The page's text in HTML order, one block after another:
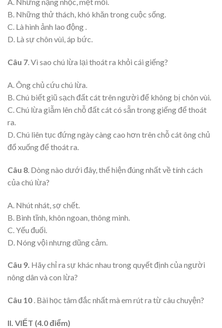
A. Những nặng nhọc, mệt mỏi.
B. Những thử thách, khó khăn trong cuộc sống.
C. Là hình ảnh lao động .
D. Là sự chôn vùi, áp bức.
Câu 7. Vì sao chú lừa lại thoát ra khỏi cái giếng?
A. Ông chủ cứu chú lừa.
B. Chú biết giũ sạch đất cát trên người để không bị chôn vùi.
C. Chú lừa giẫm lên chỗ đất cát có sẵn trong giếng để thoát
ra.
D. Chú liên tục đứng ngày càng cao hơn trên chỗ cát ông chủ
đổ xuống để thoát ra.
Câu 8 . Dòng nào dưới đây, thể hiện đúng nhất về tính cách
của chú lừa?
A. Nhút nhát, sợ chết.
B. Bình tĩnh, khôn ngoan, thông minh.
C. Yếu đuối.
D. Nóng vội nhưng dũng cảm.
Câu 9. Hãy chỉ ra sự khác nhau trong quyết định của người
nông dân và con lừa?
Câu 10 . Bài học tâm đắc nhất mà em rút ra từ câu chuyện?
II. VIẾT (4.0 điểm)